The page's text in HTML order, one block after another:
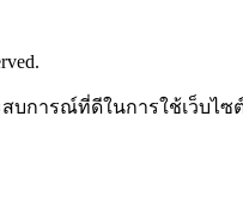
บการณ์ที่ดีในการใช้เว็บไ